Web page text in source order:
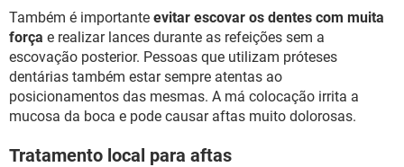
Também é importante evitar escovar os dentes com muita
força e realizar lances durante as refeições sem a
escovação posterior. Pessoas que utilizam próteses
dentárias também estar sempre atentas ao
posicionamentos das mesmas. A má colocação irrita a
mucosa da boca e pode causar aftas muito dolorosas.
Tratamento local para aftas